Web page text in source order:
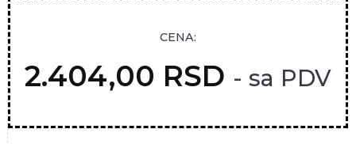
CENA:
2.404,00 RSD - sa PDV